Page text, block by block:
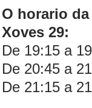
O horario
Xoves 29:
De 19:15 a
De 20:45 a
De 21:15 a